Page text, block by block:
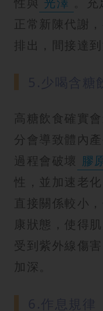
正常新陳代謝
排出，間接達到
高糖飲食確實
分會導致體內產
過程會破壞 膠
性，並加速老
直接關係較小
康狀態，使得
受到紫外線傷
加深。